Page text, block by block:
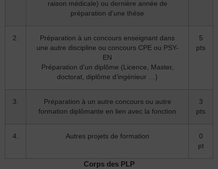
raison médicale) ou dernière année de
préparation d’une thèse
2.
Préparation à un concours enseignant dans
une autre discipline ou concours CPE ou PSY-
EN
Préparation d’un diplôme (Licence, Master,
doctorat, diplôme d’ingénieur …)
5
pts
3.
Préparation à un autre concours ou autre
formation diplômante en lien avec la fonction
3
pts
4. Autres projets de formation
0
pt
Corps des PLP